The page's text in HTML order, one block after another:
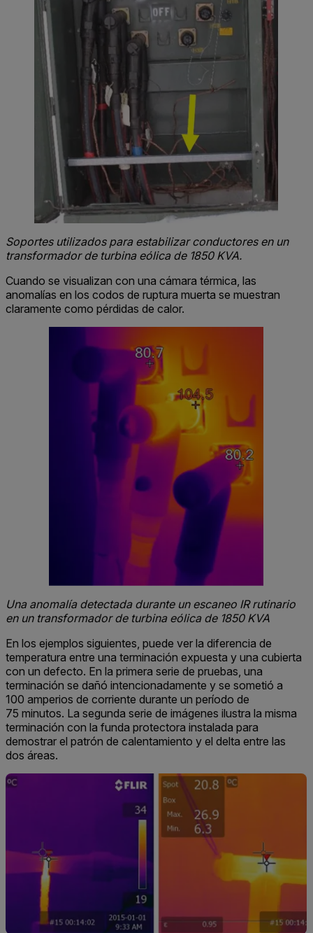
Soportes utilizados para estabilizar conductores en un
transformador de turbina eólica de 1850 KVA.
Cuando se visualizan con una cámara térmica, las
anomalías en los codos de ruptura muerta se muestran
claramente como pérdidas de calor.
Una anomalía detectada durante un escaneo IR rutinario
en un transformador de turbina eólica de 1850 KVA
En los ejemplos siguientes, puede ver la diferencia de
temperatura entre una terminación expuesta y una cubierta
con un defecto. En la primera serie de pruebas, una
terminación se dañó intencionadamente y se sometió a
100 amperios de corriente durante un período de
75 minutos. La segunda serie de imágenes ilustra la misma
terminación con la funda protectora instalada para
demostrar el patrón de calentamiento y el delta entre las
dos áreas.